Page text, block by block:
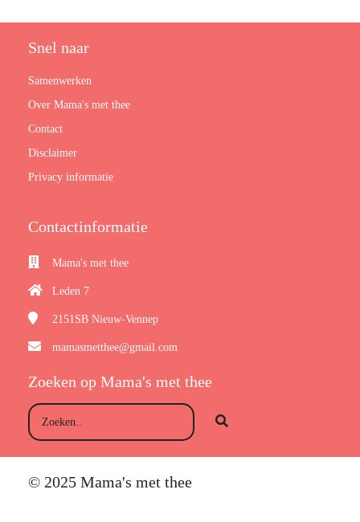
Snel naar
Samenwerken
Over Mama's met thee
Contact
Disclaimer
Privacy informatie
Contactinformatie
Mama's met thee
Leden 7
2151SB Nieuw-Vennep
mamasmetthee@gmail.com
Zoeken op Mama's met thee
© 2025 Mama's met thee